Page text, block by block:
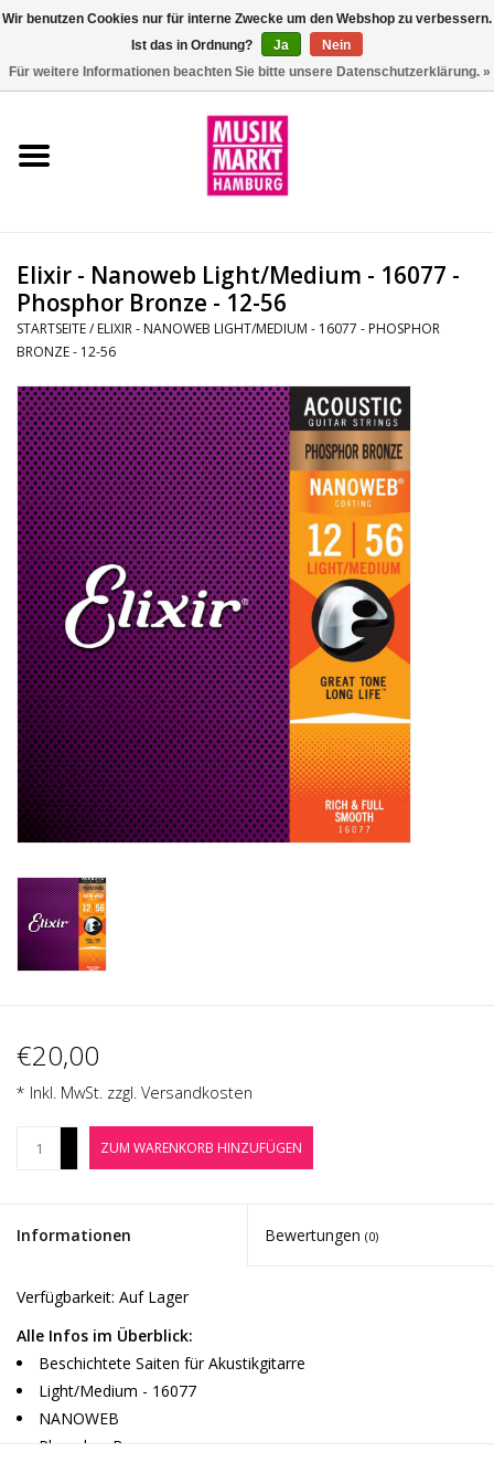
Aktion
Drums
Percussion
Tasteninstrumente
DJ
Recording
Lichttechnik
PA-Anlage
Traditionelle Instrumente
Signalprozessoren & Effekte
Star-Club Merch
Sound Equipment
Vermietung
Jobbörse
Marken
Elixir - Nanoweb Light/Medium - 16077 -
Phosphor Bronze - 12-56
STARTSEITE/ ELIXIR - NANOWEB LIGHT/MEDIUM - 16077 - PHOSPHOR
BRONZE - 12-56
€20,00
* Inkl. MwSt. zzgl. Versandkosten
ZUM WARENKORB HINZUFÜGEN
Informationen Bewertungen (0)
Verfügbarkeit: Auf Lager
Alle Infos im Überblick:
Beschichtete Saiten für Akustikgitarre
Light/Medium - 16077
NANOWEB
Phosphor Bronze
Wir benutzen Cookies nur für interne Zwecke um den Webshop zu verbessern.
Ist das in Ordnung?
Ja
Nein
Für weitere Informationen beachten Sie bitte unsere Datenschutzerklärung. »